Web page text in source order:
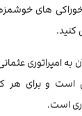
های
کنید.
به امپراتوری
است و برای
است.